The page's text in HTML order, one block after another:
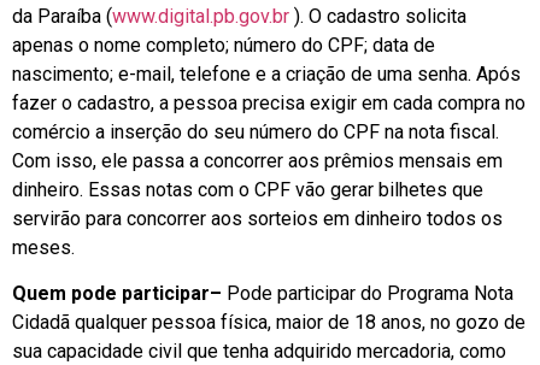
da Paraíba (www.digital.pb.gov.br ). O cadastro solicita
apenas o nome completo; número do CPF; data de
nascimento; e-mail, telefone e a criação de uma senha. Após
fazer o cadastro, a pessoa precisa exigir em cada compra no
comércio a inserção do seu número do CPF na nota fiscal.
Com isso, ele passa a concorrer aos prêmios mensais em
dinheiro. Essas notas com o CPF vão gerar bilhetes que
servirão para concorrer aos sorteios em dinheiro todos os
meses.
Quem pode participar– Pode participar do Programa Nota
Cidadã qualquer pessoa física, maior de 18 anos, no gozo de
sua capacidade civil que tenha adquirido mercadoria, como